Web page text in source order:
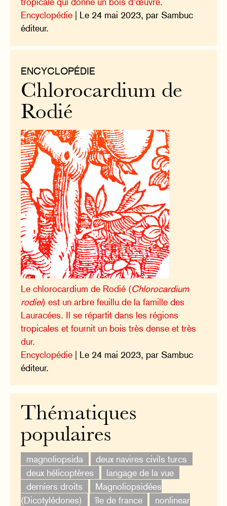
Encyclopédie | Le 24 mai 2023, par Sambuc
éditeur.
ENCYCLOPÉDIE
Chlorocardium de
Rodié
Le chlorocardium de Rodié (Chlorocardium
rodiei) est un arbre feuillu de la famille des
Lauracées. Il se répartit dans les régions
tropicales et fournit un bois très dense et très
dur.
Encyclopédie | Le 24 mai 2023, par Sambuc
éditeur.
Thématiques
populaires
magnoliopsida
deux navires civils turcs
deux hélicoptères
langage de la vue
derniers droits
Magnoliopsidées
(Dicotylédones)
île de france
nonlinear